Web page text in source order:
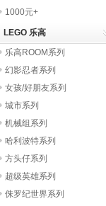
1000元+
LEGO 乐高
乐高ROOM系列
幻影忍者系列
女孩/好朋友系列
城市系列
机械组系列
哈利波特系列
方头仔系列
超级英雄系列
侏罗纪世界系列